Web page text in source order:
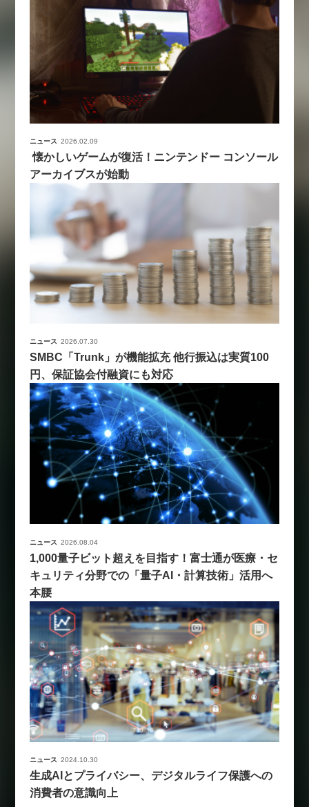
ニュース 2026.02.09
懐かしいゲームが復活！ニンテンドー コンソール
アーカイブスが始動
ニュース 2026.07.30
SMBC「Trunk」が機能拡充 他行振込は実質100
円、保証協会付融資にも対応
ニュース 2026.08.04
1,000量子ビット超えを目指す！富士通が医療・セ
キュリティ分野での「量子AI・計算技術」活用へ
本腰
ニュース 2024.10.30
生成AIとプライバシー、デジタルライフ保護への
消費者の意識向上